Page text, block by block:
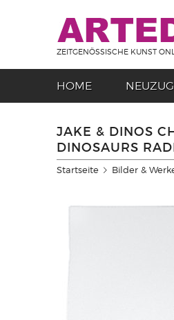
ZEITGENÖSSISCHE KUNST
HOME
JAKE & DINOS
DINOSAURS
Startseite Bilder &